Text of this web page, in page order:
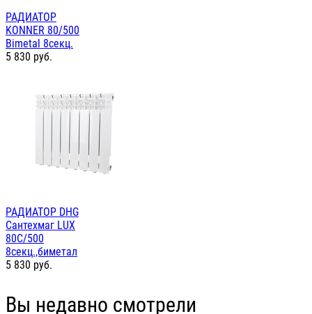
РАДИАТОР
KONNER 80/500
Bimetal 8секц.
5 830 руб.
РАДИАТОР DHG
Сантехмаг LUX
80С/500
8секц.,биметал
5 830 руб.
Вы недавно смотрели